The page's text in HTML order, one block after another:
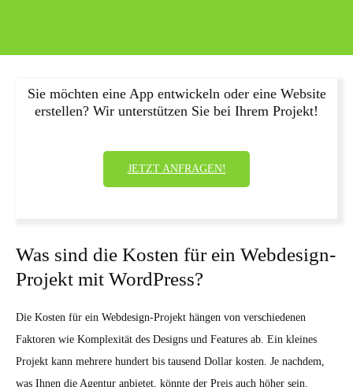
Sie möchten eine App entwickeln oder eine Website
erstellen? Wir unterstützen Sie bei Ihrem Projekt!
JETZT ANFRAGEN!
Was sind die Kosten für ein Webdesign-
Projekt mit WordPress?
Die Kosten für ein Webdesign-Projekt hängen von verschiedenen
Faktoren wie Komplexität des Designs und Features ab. Ein kleines
Projekt kann mehrere hundert bis tausend Dollar kosten. Je nachdem,
was Ihnen die Agentur anbietet, könnte der Preis auch höher sein.